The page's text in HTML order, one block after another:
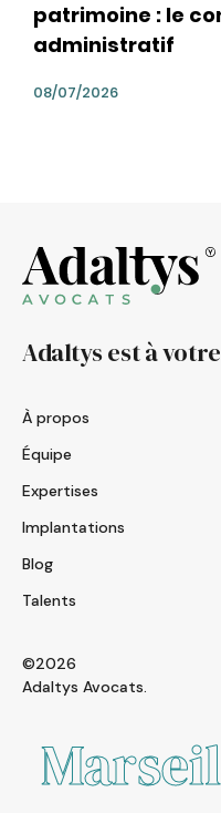
patrimoine : le
administratif
08/07/2026
Adaltys est à
À propos
Équipe
Expertises
Implantations
Blog
Talents
©2026
Adaltys Avocats.